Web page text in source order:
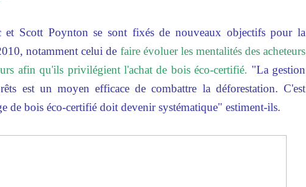
et Scott Poynton se sont fixés de nouveaux objectifs pour la
notamment celui de faire évoluer les mentalités des acheteurs
afin qu'ils privilégient l'achat de bois éco-certifié. "La gestion
est un moyen efficace de combattre la déforestation. C'est
de bois éco-certifié doit devenir systématique" estiment-ils.